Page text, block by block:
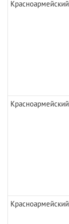
Красноармейский
Красноармейский
Красноармейский